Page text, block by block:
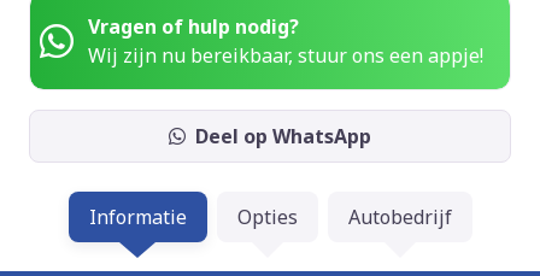
Vragen of hulp nodig?
Wij zijn nu bereikbaar, stuur ons een appje!
Deel op WhatsApp
Informatie Opties Autobedrijf